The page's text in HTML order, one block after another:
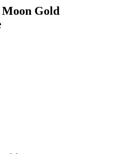
Moon Gold